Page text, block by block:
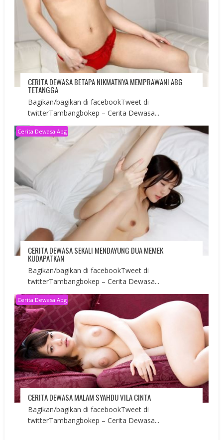
CERITA DEWASA BETAPA NIKMATNYA MEMPRAWANI ABG
TETANGGA
Bagikan/bagikan di facebookTweet di
twitterTambangbokep – Cerita Dewasa...
Cerita Dewasa Abg
CERITA DEWASA SEKALI MENDAYUNG DUA MEMEK
KUDAPATKAN
Bagikan/bagikan di facebookTweet di
twitterTambangbokep – Cerita Dewasa...
Cerita Dewasa Abg
CERITA DEWASA MALAM SYAHDU VILA CINTA
Bagikan/bagikan di facebookTweet di
twitterTambangbokep – Cerita Dewasa...